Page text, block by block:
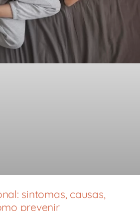
sintomas, causas,
prevenir